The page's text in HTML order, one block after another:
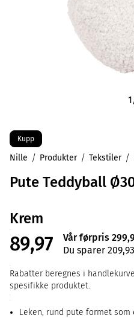
1
Kupp
Nille Produkter Tekstiler
Pute Teddyball
Krem
89,97
Vår førpris
Du sparer 209,93
Rabatter beregnes i
spesifikke produktet.
Leken, rund pute formet